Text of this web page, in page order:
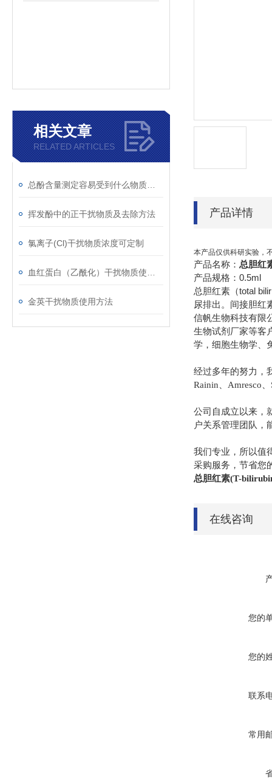
相关文章
RELATED ARTICLES
挥发酚中的正干扰物质及去除方法
氯离子(Cl)干扰物质浓度可定制
金英干扰物质使用方法
产品详情
本产品仅供科研实验，
产品名称： 总胆红
产品规格：0.5ml
总胆红素（total
尿排出。间接胆红
信帆生物科技有限
生物试剂厂家等客
学，细胞生物学、
经过多年的努力，
Rainin、Amresco
公司自成立以来，
户关系管理团队，
我们专业，所以值
采购服务，节省您
总胆红素(T-
在线咨询
您的
您的
联系
常用